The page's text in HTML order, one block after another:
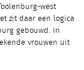
west
zit daar een logica
gebouwd. In
vrouwen uit